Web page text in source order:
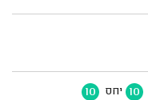
10 יחס 10